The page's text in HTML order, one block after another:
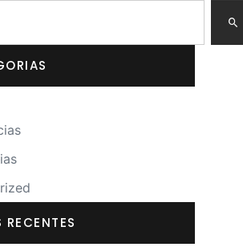
RECENTES